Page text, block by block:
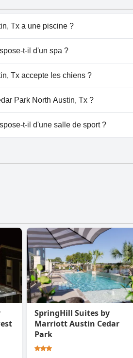
Tx a une piscine ?
dispose de piscine(s) appartenant
lisez les réponses au
t-il d'un spa ?
Park North Austin, Tx.
Tx accepte les chiens ?
n'accepte pas les chiens.
Park North Austin, Tx ?
Park North Austin, Tx.
t-il d'une salle de sport ?
SpringHill Suites by
Marriott Austin Cedar
Park